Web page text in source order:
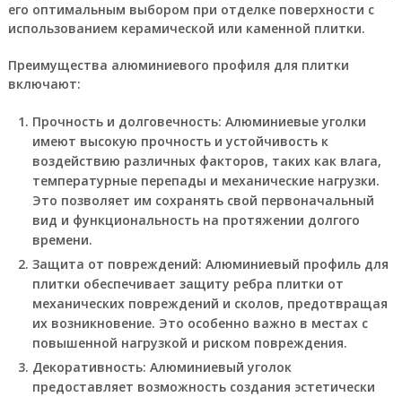
его оптимальным выбором при отделке поверхности с
использованием керамической или каменной плитки.
Преимущества алюминиевого профиля для плитки
включают:
Прочность и долговечность: Алюминиевые уголки
имеют высокую прочность и устойчивость к
воздействию различных факторов, таких как влага,
температурные перепады и механические нагрузки.
Это позволяет им сохранять свой первоначальный
вид и функциональность на протяжении долгого
времени.
Защита от повреждений: Алюминиевый профиль для
плитки обеспечивает защиту ребра плитки от
механических повреждений и сколов, предотвращая
их возникновение. Это особенно важно в местах с
повышенной нагрузкой и риском повреждения.
Декоративность: Алюминиевый уголок
предоставляет возможность создания эстетически